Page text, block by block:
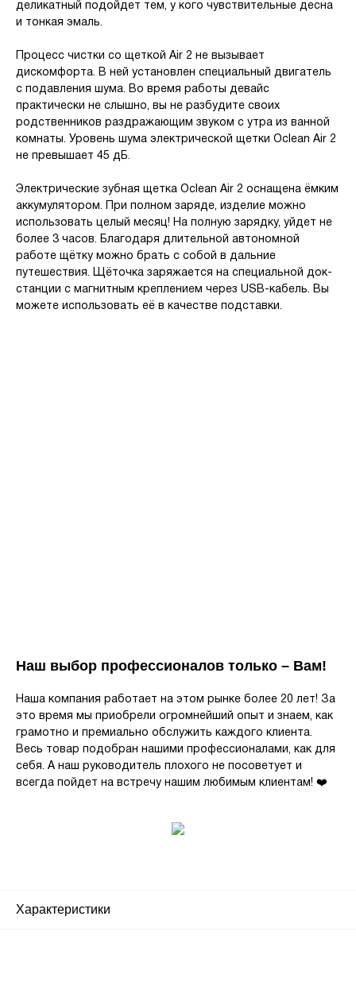
деликатный подойдет тем, у кого чувствительные десна
и тонкая эмаль.
Процесс чистки со щеткой Air 2 не вызывает
дискомфорта. В ней установлен специальный двигатель
с подавления шума. Во время работы девайс
практически не слышно, вы не разбудите своих
родственников раздражающим звуком с утра из ванной
комнаты. Уровень шума электрической щетки Oclean Air 2
не превышает 45 дБ.
Электрические зубная щетка Oclean Air 2 оснащена ёмким
аккумулятором. При полном заряде, изделие можно
использовать целый месяц! На полную зарядку, уйдет не
более 3 часов. Благодаря длительной автономной
работе щётку можно брать с собой в дальние
путешествия. Щёточка заряжается на специальной док-
станции с магнитным креплением через USB-кабель. Вы
можете использовать её в качестве подставки.
Наш выбор профессионалов только – Вам!
Наша компания работает на этом рынке более 20 лет! За
это время мы приобрели огромнейший опыт и знаем, как
грамотно и премиально обслужить каждого клиента.
Весь товар подобран нашими профессионалами, как для
себя. А наш руководитель плохого не посоветует и
всегда пойдет на встречу нашим любимым клиентам! ❤️
Характеристики